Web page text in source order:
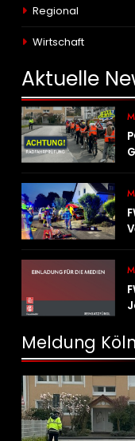
Regional
Wirtschaft
Aktuelle
Meldung Köln